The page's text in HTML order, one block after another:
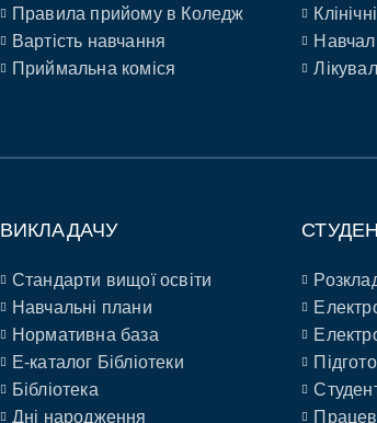
Правила прийому в Коледж
Вартість навчання
Приймальна коміся
ВИКЛАДАЧУ
Стандарти вищої освіти
Навчальні плани
Нормативна база
E-каталог Бібліотеки
Бібліотека
Дні народження